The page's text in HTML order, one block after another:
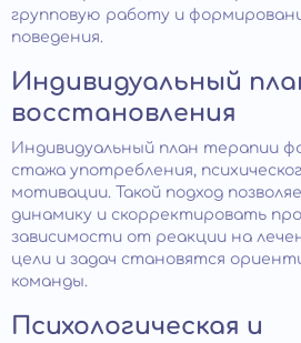
групповую работу и
поведения.
Индивидуальный
восстановления
Индивидуальный план терапии
стажа употребления,
мотивации. Такой подход
динамику и скорректировать
зависимости от реакции на
цели и задач становятся
команды.
Психологическая и